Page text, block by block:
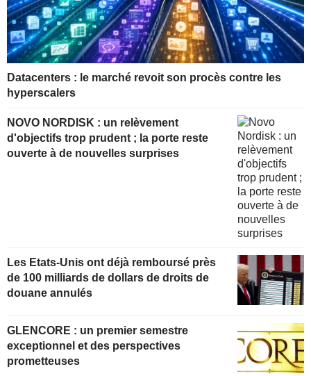
Datacenters : le marché revoit son procès contre les
hyperscalers
NOVO NORDISK : un relèvement
d'objectifs trop prudent ; la porte reste
ouverte à de nouvelles surprises
Les Etats-Unis ont déjà remboursé près
de 100 milliards de dollars de droits de
douane annulés
GLENCORE : un premier semestre
exceptionnel et des perspectives
prometteuses